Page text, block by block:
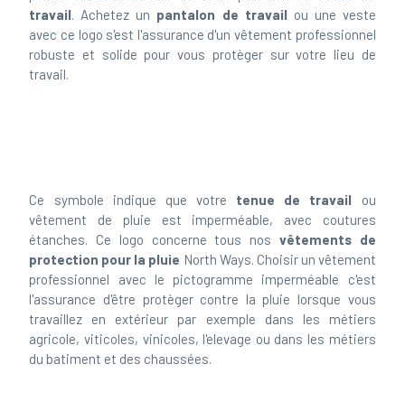
avec ce logo s'est l'assurance d'un vêtement professionnel
robuste et solide pour vous protèger sur votre lieu de
travail.
vêtement de pluie est imperméable, avec coutures
étanches. Ce logo concerne tous nos
vêtements de
protection pour la pluieNorth Ways. Choisir un vêtement
professionnel avec le pictogramme imperméable c'est
l'assurance d'être protèger contre la pluie lorsque vous
travaillez en extérieur par exemple dans les métiers
agricole, viticoles, vinicoles, l'elevage ou dans les métiers
du batiment et des chaussées.